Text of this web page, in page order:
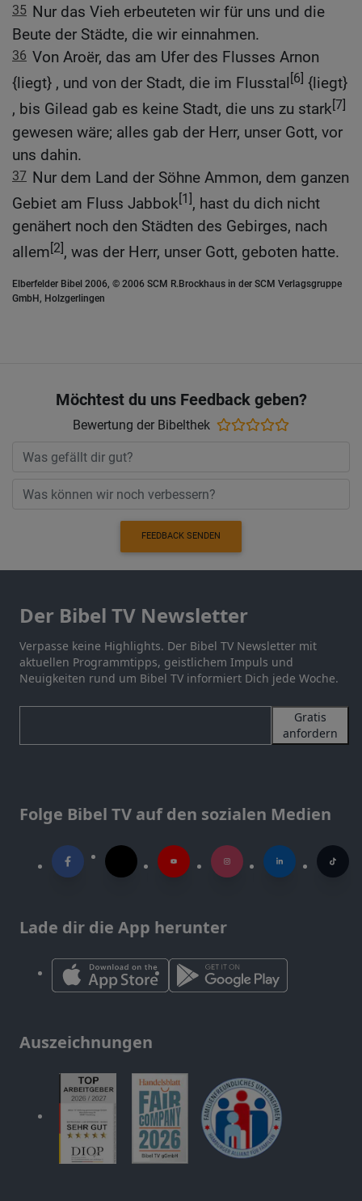
35 Nur das Vieh erbeuteten wir für uns und die
Beute der Städte, die wir einnahmen.
36 Von Aroër, das am Ufer des Flusses Arnon
{liegt} , und von der Stadt, die im Flusstal [6] {liegt}
, bis Gilead gab es keine Stadt, die uns zu stark[7]
gewesen wäre; alles gab der Herr, unser Gott, vor
uns dahin.
37 Nur dem Land der Söhne Ammon, dem ganzen
Gebiet am Fluss Jabbok[1], hast du dich nicht
genähert noch den Städten des Gebirges, nach
allem[2], was der Herr, unser Gott, geboten hatte.
Elberfelder Bibel 2006, © 2006 SCM R.Brockhaus in der SCM Verlagsgruppe
GmbH, Holzgerlingen
Möchtest du uns Feedback geben?
Bewertung der Bibelthek
FEEDBACK SENDEN
Der Bibel TV Newsletter
Verpasse keine Highlights. Der Bibel TV Newsletter mit
aktuellen Programmtipps, geistlichem Impuls und
Neuigkeiten rund um Bibel TV informiert Dich jede Woche.
Gratis
anfordern
Folge Bibel TV auf den sozialen Medien
Lade dir die App herunter
Auszeichnungen